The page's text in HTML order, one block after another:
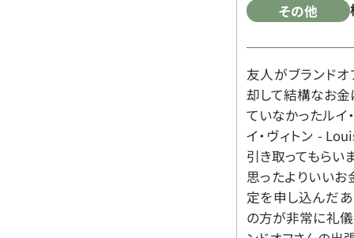
その他
友人がブランド
却して結構なお金
ていなかったルイ
イ・ヴィトン -
引き取ってもらい
思ったよりいいお
定を申し込んだ
の方が非常に礼儀